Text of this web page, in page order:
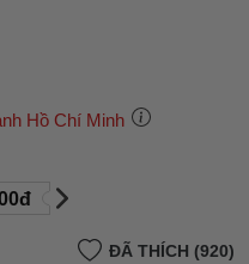
Hồ Chí Minh
ĐÃ THÍCH (920)